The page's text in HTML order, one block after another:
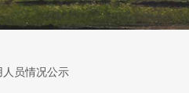
员情况公示